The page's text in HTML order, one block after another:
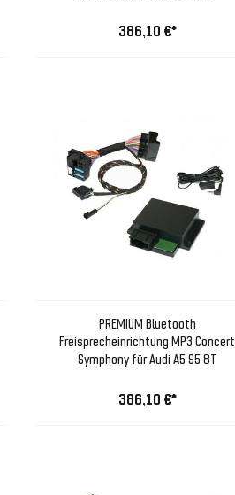
386,10 €*
PREMIUM Bluetooth
Freisprecheinrichtung MP3 Concert
Symphony für Audi A5 S5 8T
386,10 €*